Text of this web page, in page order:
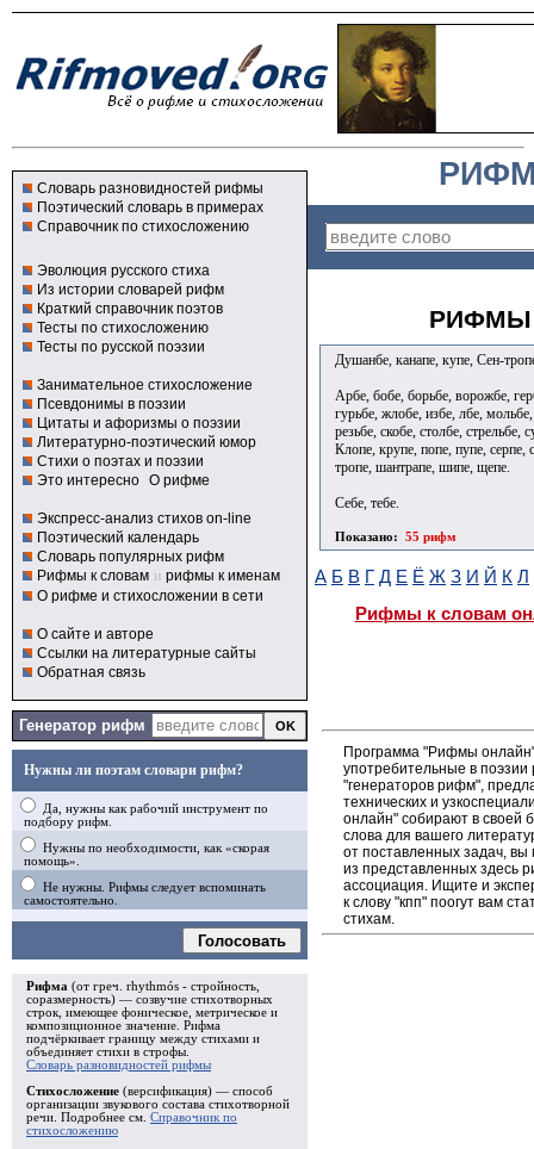
Словарь разновидностей рифмы
Поэтический словарь в примерах
Справочник по стихосложению
Эволюция русского стиха
Из истории словарей рифм
Краткий справочник поэтов
Тесты по стихосложению
Тесты по русской поэзии
Занимательное стихосложение
Псевдонимы в поэзии
Цитаты и афоризмы о поэзии
Литературно-поэтический юмор
Стихи о поэтах и поэзии
Это интересно О рифме
Экспресс-анализ стихов on-line
Поэтический календарь
Словарь популярных рифм
Рифмы к словам и рифмы к именам
О рифме и стихосложении в сети
О сайте и авторе
Ссылки на литературные сайты
Обратная связь
Генератор рифм
Нужны ли поэтам словари рифм?
Да, нужны как рабочий инструмент по
подбору рифм.
Нужны по необходимости, как «скорая
помощь».
Не нужны. Рифмы следует вспоминать
самостоятельно.
Голосовать
Рифма (от греч. rhythmós - стройность,
соразмерность) — созвучие стихотворных
строк, имеющее фоническое, метрическое и
композиционное значение. Рифма
подчёркивает границу между стихами и
объединяет стихи в строфы
Словарь разновидностей рифмы
Стихосложение (версификация) — способ
организации звукового состава стихотворной
речи. Подробнее см. Справочник по
стихосложению
РИФМЫ
Душанбе, канапе, купе, Сен-
Арбе, бобе, борьбе, ворожбе,
гурьбе, жлобе, избе, лбе,
резьбе, скобе, столбе, стрельбе,
Клопе, крупе, попе, пупе, серпе,
тропе, шантрапе, шипе, щепе.
Себе, тебе.
Показано: 55 рифм
А Б В Г Д Е Ё Ж З И Й К Л
Рифмы к словам
Программа "Рифмы
употребительные в
"генераторов рифм",
технических и
онлайн" собирают в своей
слова для вашего
от поставленных задач,
из представленных здесь
ассоциация. Ищите и
к слову "кпп" поогут вам
стихам.